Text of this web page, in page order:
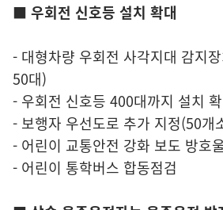
■ 우회전 신호등 설치 확대
- 대형차량 우회전 사각지대 감지
50대)
- 우회전 신호등 400대까지 설치
- 보행자 우선도로 추가 지정(50개
- 어린이 교통안전 강화 보도 방호
- 어린이 통학버스 합동점검